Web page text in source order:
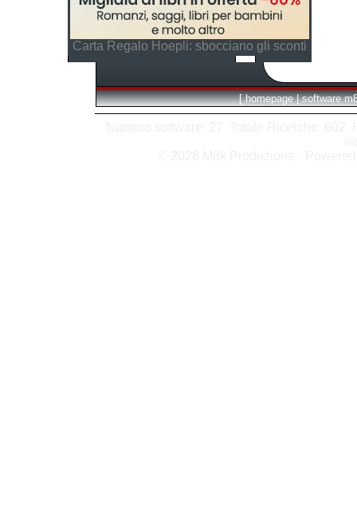
Carta Regalo Hoepli: sbocciano gli sconti
[ homepage | software